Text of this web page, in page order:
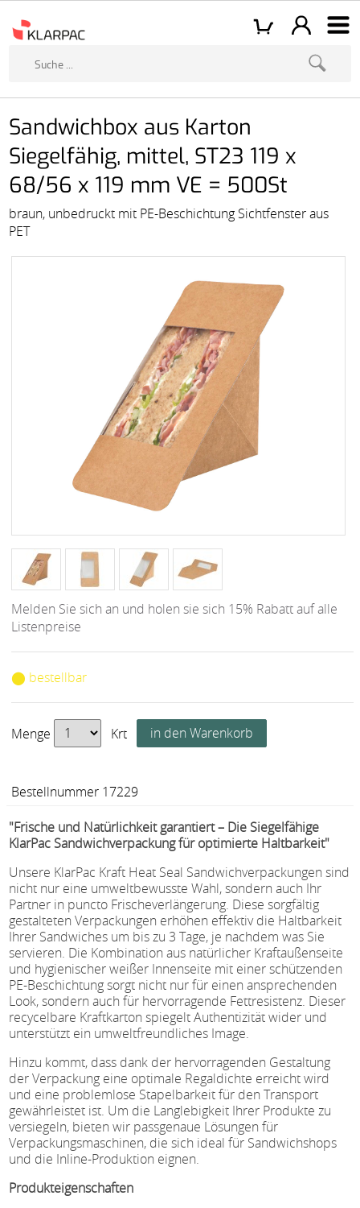
Sandwichbox aus Karton
Siegelfähig, mittel, ST23 119 x
68/56 x 119 mm VE = 500St
braun, unbedruckt mit PE-Beschichtung Sichtfenster aus
PET
Melden Sie sich an und holen sie sich 15% Rabatt auf alle
Listenpreise
⬤ bestellbar
Menge Krt
Bestellnummer 17229
"Frische und Natürlichkeit garantiert – Die Siegelfähige
KlarPac Sandwichverpackung für optimierte Haltbarkeit"
Unsere KlarPac Kraft Heat Seal Sandwichverpackungen sind
nicht nur eine umweltbewusste Wahl, sondern auch Ihr
Partner in puncto Frischeverlängerung. Diese sorgfältig
gestalteten Verpackungen erhöhen effektiv die Haltbarkeit
Ihrer Sandwiches um bis zu 3 Tage, je nachdem was Sie
servieren. Die Kombination aus natürlicher Kraftaußenseite
und hygienischer weißer Innenseite mit einer schützenden
PE-Beschichtung sorgt nicht nur für einen ansprechenden
Look, sondern auch für hervorragende Fettresistenz. Dieser
recycelbare Kraftkarton spiegelt Authentizität wider und
unterstützt ein umweltfreundliches Image.
Hinzu kommt, dass dank der hervorragenden Gestaltung
der Verpackung eine optimale Regaldichte erreicht wird
und eine problemlose Stapelbarkeit für den Transport
gewährleistet ist. Um die Langlebigkeit Ihrer Produkte zu
versiegeln, bieten wir passgenaue Lösungen für
Verpackungsmaschinen, die sich ideal für Sandwichshops
und die Inline-Produktion eignen.
Produkteigenschaften